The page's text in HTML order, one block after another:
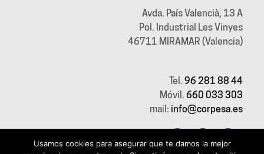
Avda. País Valencià, 13 A
Pol. Industrial Les Vinyes
46711 MIRAMAR (Valencia)
Tel.96 281 88 44
Móvil.660 033 303
mail: info@corpesa.es
Usamos cookies para asegurar que te damos la mejor